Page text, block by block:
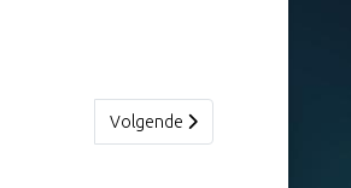
Volgende artikel: 23 DVD
Volgende